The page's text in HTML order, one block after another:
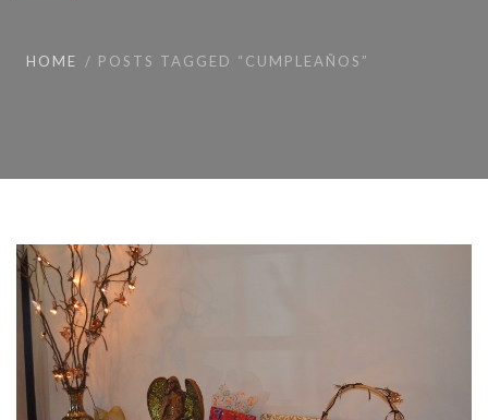
HOME POSTS TAGGED “CUMPLEAÑOS”